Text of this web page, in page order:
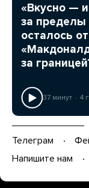
«Вкусно —
за пределы
осталось
за
37 минут 4
Телеграм
Напишите нам